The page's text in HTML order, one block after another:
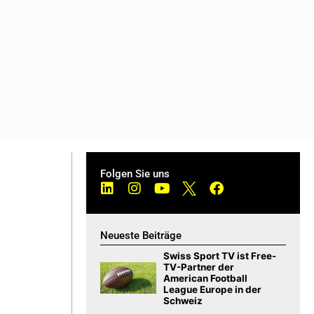
Folgen Sie uns
Neueste Beiträge
Swiss Sport TV ist Free-
TV-Partner der
American Football
League Europe in der
Schweiz